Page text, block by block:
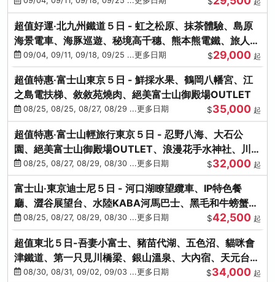
超值好運‧北九州鐵道５日 - 虹之松原、抹茶體驗、島原
海景電車、海豚巡遊、秘境高千穗、熊本熊電鐵、旅人觀
光列車-台中出發
09/04, 09/11, 09/18, 09/25 ...更多日期 $29,000 起
超值特惠‧富士山東京５日 - 鮮採水果、鶴岡八幡宮、江
之島電扶梯、敘敘苑燒肉、絕美富士山御殿場OUTLET
08/25, 08/25, 08/27, 08/29 ...更多日期 $35,000 起
超值特惠‧富士山輕旅行東京５日 - 忍野八海、大石公
園、絕美富士山御殿場OUTLET、浪漫花手水神社、川越
小江戶
08/25, 08/27, 08/29, 08/30 ...更多日期 $32,000 起
富士山‧東京迪士尼５日 - 河口湖瞭望纜車、IP特色餐
廳、澀谷展望台、水陸KABA河馬巴士、黑毛和牛螃蟹美
饌、季節採果
08/25, 08/27, 08/29, 08/30 ...更多日期 $42,500 起
超值東北５日-吾妻小富士、豬苗代湖、五色沼、貓咪會
津鐵道、第一只見川橋梁、銀山溫泉、大內宿、天元台高
原纜車
08/30, 08/31, 09/02, 09/03 ...更多日期 $34,000 起